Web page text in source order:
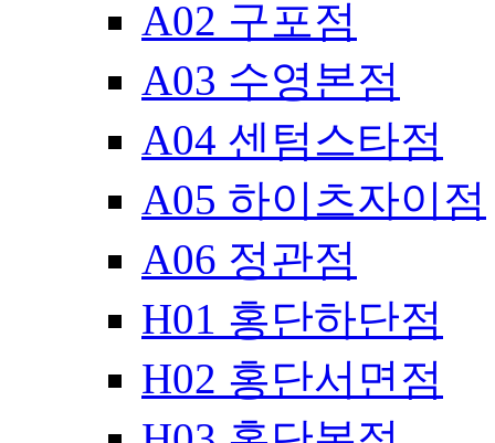
A02 구포점
A03 수영본점
A04 센텀스타점
A05 하이츠자이점
A06 정관점
H01 홍단하단점
H02 홍단서면점